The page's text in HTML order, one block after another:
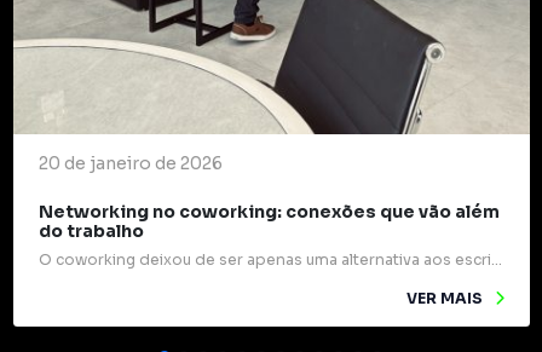
20 de janeiro de 2026
Networking no coworking: conexões que vão além
do trabalho
O coworking deixou de ser apenas uma alternativa aos escritórios tradicionais e passou a ocupar um papel estratégico na forma como profissionais e empresas se relacionam. Mais do que mesas compartilhadas e internet rápida, esses espaços são verdadeiros pontos de encontro para ideias, experiências e oportunidades. Um dos grandes diferenciais do coworking é o networking […]
VER MAIS